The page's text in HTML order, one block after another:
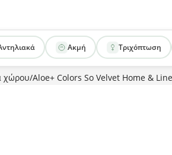
Ακμή Τριχόπτωση
χώρου Aloe+ Colors So Velvet Home &